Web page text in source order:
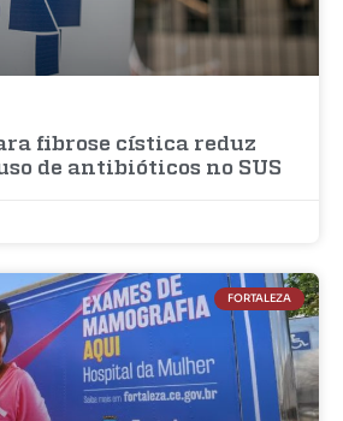
fibrose cística reduz
de antibióticos no SUS
FORTALEZA